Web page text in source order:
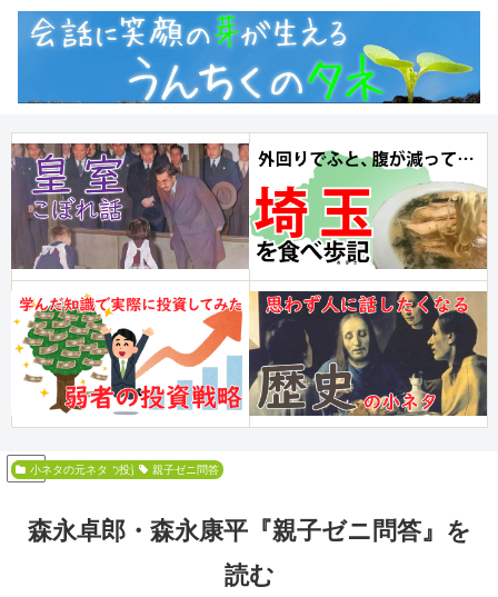
PR
森永卓郎・森永康平『親子ゼニ問答』を
読む
吹けば飛ぶ弱者の投資戦術
小ネタの元ネタ 森永卓郎
森永康平
親子ゼニ問答